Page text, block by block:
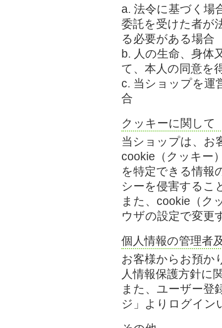
a. 法令に基づく場
委託を受けた者が
る必要がある場合
b. 人の生命、身体
て、本人の同意を
c. 当ショップを運
合
クッキーに関して
当ショップは、お
cookie（クッキー
を特定できる情報
シーを侵害するこ
また、cookie（ク
ウザの設定で変更
個人情報の管理者
お客様からお預か
人情報保護方針に
また、ユーザー登
ジ」よりログイン